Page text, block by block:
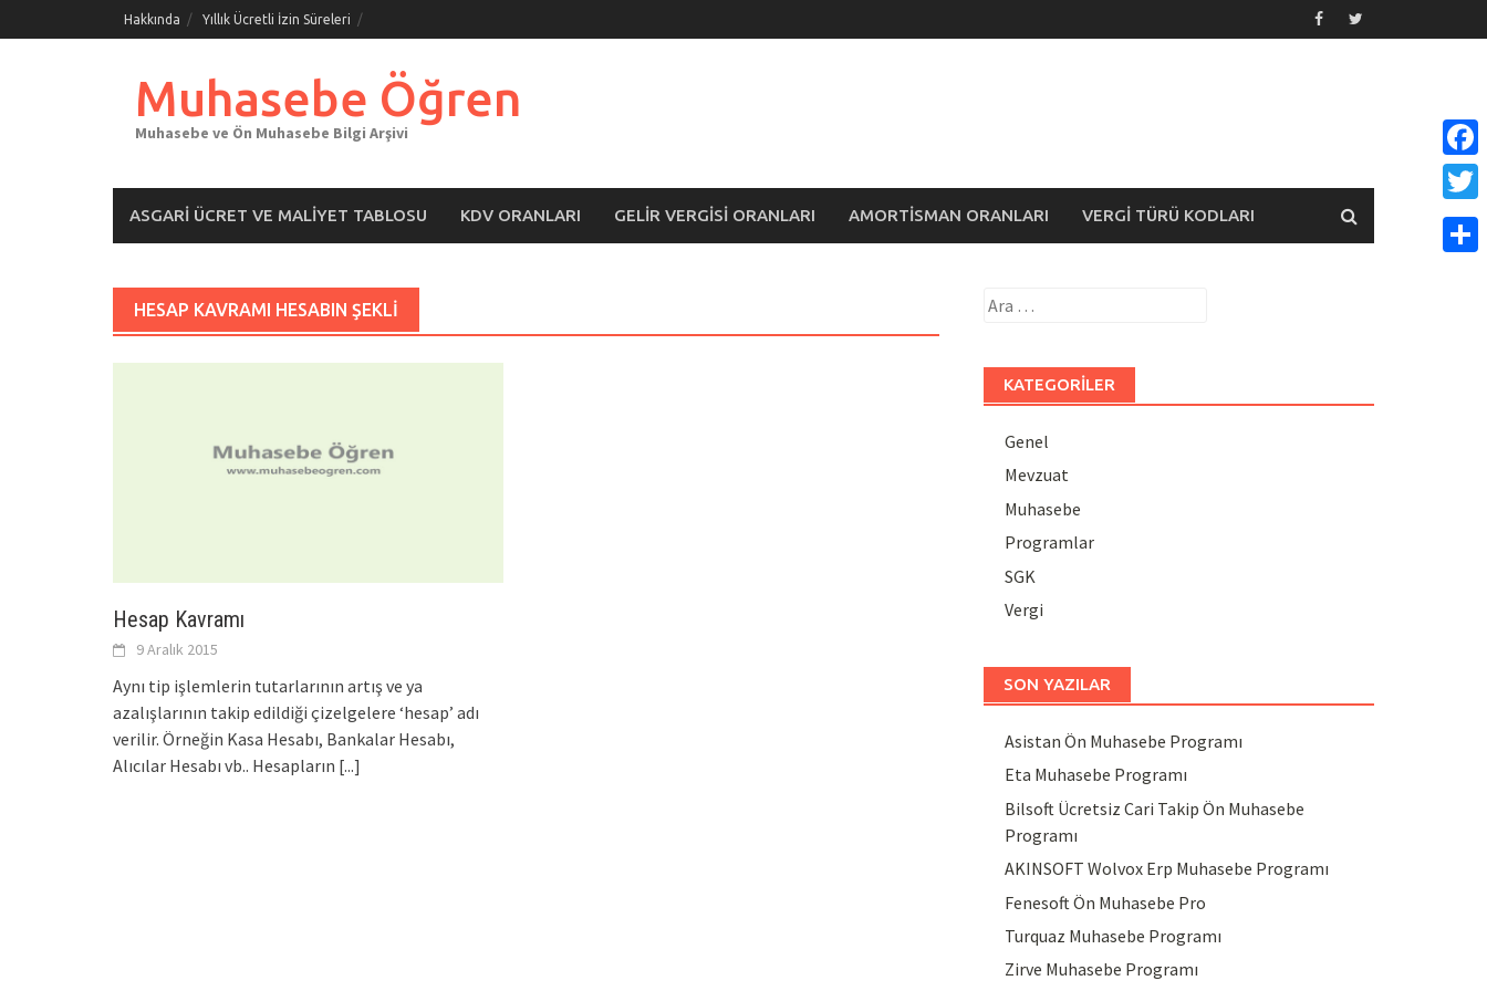
to
Hakkında Yıllık Ücretli İzin Süreleri
Muhasebe Öğren
Muhasebe ve Ön Muhasebe Bilgi Arşivi
ASGARI ÜCRET VE MALIYET TABLOSU KDV ORANLARI GELIR VERGISI ORANLARI AMORTISMAN ORANLARI VERGI TÜRÜ KODLARI
HESAP KAVRAMI HESABIN ŞEKLI
Hesap Kavramı
9 Aralık 2015
Aynı tip işlemlerin tutarlarının artış ve ya
azalışlarının takip edildiği çizelgelere ‘hesap’ adı
verilir. Örneğin Kasa Hesabı, Bankalar Hesabı,
Alıcılar Hesabı vb.. Hesapların [...]
Arama:
KATEGORILER
Genel
Mevzuat
Muhasebe
Programlar
SGK
Vergi
SON YAZILAR
Asistan Ön Muhasebe Programı
Eta Muhasebe Programı
Bilsoft Ücretsiz Cari Takip Ön Muhasebe
Programı
AKINSOFT Wolvox Erp Muhasebe Programı
Fenesoft Ön Muhasebe Pro
Turquaz Muhasebe Programı
Zirve Muhasebe Programı